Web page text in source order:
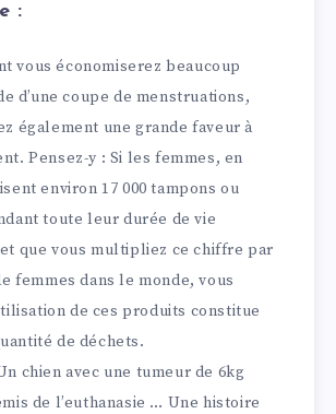
:
vous économiserez beaucoup
d’une coupe de menstruations,
également une grande faveur à
Pensez-y : Si les femmes, en
environ 17 000 tampons ou
toute leur durée de vie
que vous multipliez ce chiffre par
femmes dans le monde, vous
de ces produits constitue
de déchets.
chien avec une tumeur de 6kg
de l’euthanasie … Une histoire